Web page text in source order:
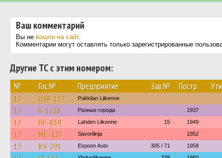
Ваш комментарий
Вы не вошли на сайт.
Комментарии могут оставлять только зарегистрированные
Другие ТС с этим номером:
№ Гос.№ Предприятие Зав.№ Постр.
17 USR-117 Pukkilan Liikenne
17 V-5228 Разные города 1937
17 HF-859 Lahden Liikenne 15 1949
17 ME-127 Savonlinja 1952
17 BV-291 Espoon Auto 305 / 71 1958